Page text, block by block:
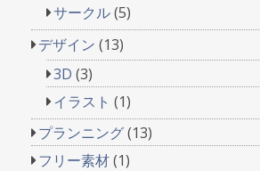
サークル(5)
デザイン (13)
3D (3)
イラスト (1)
プランニング(13)
フリー素材(1)